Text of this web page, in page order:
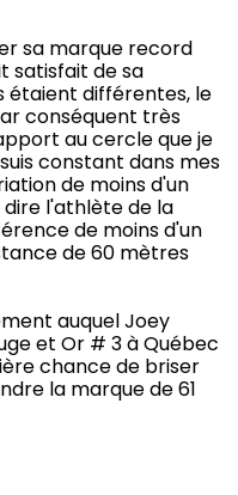
sa marque record
satisfait de sa
étaient différentes, le
conséquent très
au cercle que je
constant dans mes
de moins d'un
dire l'athlète de la
de moins d'un
de 60 mètres
auquel Joey
et Or # 3 à Québec
chance de briser
la marque de 61